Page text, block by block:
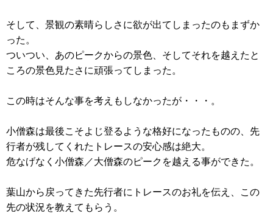
そして、景観の素晴らしさに欲が出てしまったのもまずか
った。
ついつい、あのピークからの景色、そしてそれを越えたと
ころの景色見たさに頑張ってしまった。
この時はそんな事を考えもしなかったが・・・。
小僧森は最後こそよじ登るような格好になったものの、先
行者が残してくれたトレースの安心感は絶大。
危なげなく小僧森／大僧森のピークを越える事ができた。
葉山から戻ってきた先行者にトレースのお礼を伝え、この
先の状況を教えてもらう。